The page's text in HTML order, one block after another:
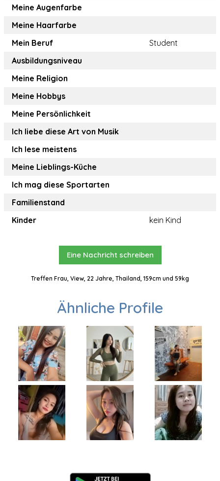
Meine Augenfarbe
Meine Haarfarbe
Mein Beruf
Student
Ausbildungsniveau
Meine Religion
Meine Hobbys
Meine Persönlichkeit
Ich liebe diese Art von Musik
Ich lese meistens
Meine Lieblings-Küche
Ich mag diese Sportarten
Familienstand
Kinder
kein Kind
Eine Nachricht schreiben
Treffen Frau, View, 22 Jahre, Thailand, 159cm und 59kg
Ähnliche Profile